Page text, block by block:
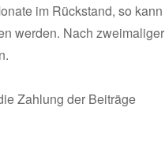
im Rückstand, so kann
werden. Nach zweimaliger
Zahlung der Beiträge